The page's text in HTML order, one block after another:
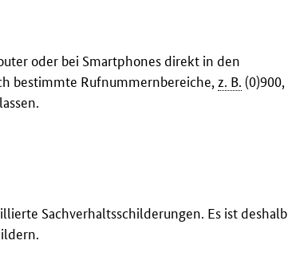
oder bei Smartphones direkt in den
bestimmte Rufnummernbereiche, z. B. (0)900,
Sachverhaltsschilderungen. Es ist deshalb